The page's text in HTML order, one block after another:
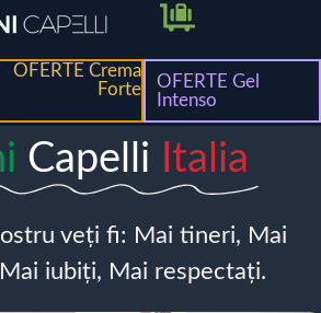
OFERTE Crema
Forte
OFERTE Gel
Intenso
Capelli Italia
veți fi: Mai tineri, Mai
iubiți, Mai respectați.